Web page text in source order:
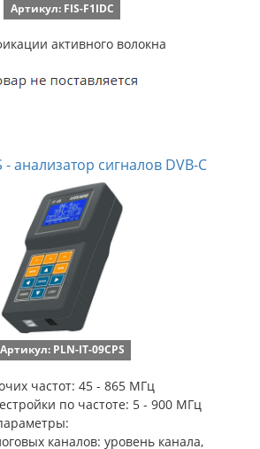
Артикул: FIS-F1IDC
активного волокна
анализатор сигналов DVB-C
Артикул: PLN-IT-09CPS
частот: 45 - 865 МГц
по частоте: 5 - 900 МГц
каналов: уровень канала,